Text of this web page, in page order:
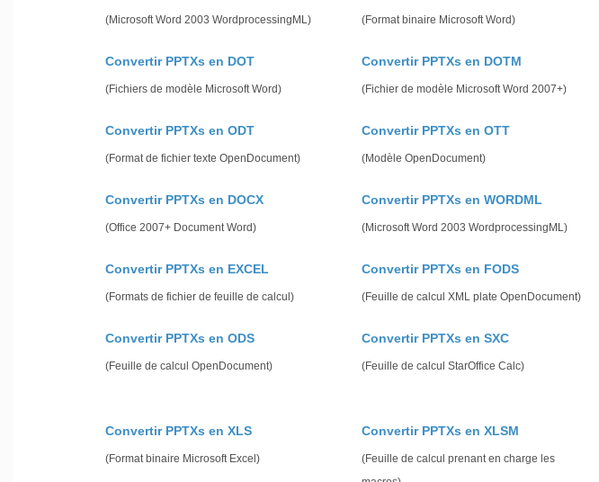
(Microsoft Word 2003 WordprocessingML) (Format binaire Microsoft Word)
Convertir PPTXs en DOT
(Fichiers de modèle Microsoft Word)
Convertir PPTXs en DOTM
(Fichier de modèle Microsoft Word 2007+)
Convertir PPTXs en ODT
(Format de fichier texte OpenDocument)
Convertir PPTXs en OTT
(Modèle OpenDocument)
Convertir PPTXs en DOCX
(Office 2007+ Document Word)
Convertir PPTXs en WORDML
(Microsoft Word 2003 WordprocessingML)
Convertir PPTXs en EXCEL
(Formats de fichier de feuille de calcul)
Convertir PPTXs en FODS
(Feuille de calcul XML plate OpenDocument)
Convertir PPTXs en ODS
(Feuille de calcul OpenDocument)
Convertir PPTXs en SXC
(Feuille de calcul StarOffice Calc)
Convertir PPTXs en XLS
(Format binaire Microsoft Excel)
Convertir PPTXs en XLSM
(Feuille de calcul prenant en charge les